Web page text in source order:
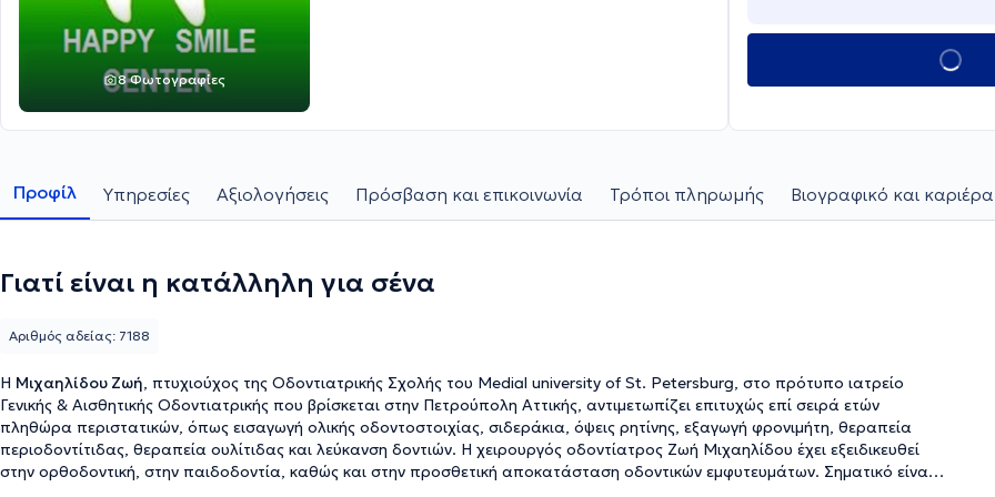
8 Φωτογραφίες
Προφίλ Υπηρεσίες Αξιολογήσεις Πρόσβαση και επικοινωνία Τρόποι πληρωμής Βιογραφικό και καριέρα
Γιατί είναι η κατάλληλη για σένα
Η Μιχαηλίδου Ζωή, πτυχιούχος της Οδοντιατρικής Σχολής του Medial university of St. Petersburg, στο πρότυπο ιατρείο
Γενικής & Αισθητικής Οδοντιατρικής που βρίσκεται στην Πετρούπολη Αττικής, αντιμετωπίζει επιτυχώς επί σειρά ετών
πληθώρα περιστατικών, όπως εισαγωγή ολικής οδοντοστοιχίας, σιδεράκια, όψεις ρητίνης, εξαγωγή φρονιμήτη, θεραπεία
περιοδοντίτιδας, θεραπεία ουλίτιδας και λεύκανση δοντιών. Η χειρουργός οδοντίατρος Ζωή Μιχαηλίδου έχει εξειδικευθεί
στην ορθοδοντική, στην παιδοδοντία, καθώς και στην προσθετική αποκατάσταση οδοντικών εμφυτευμάτων. Σηματικό είναι
Αριθμός αδείας: 7188